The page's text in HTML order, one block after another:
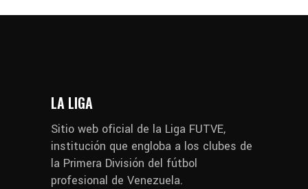
LA LIGA
Sitio web oficial de la Liga FUTVE,
institución que engloba a los clubes de
la Primera División del fútbol
profesional de Venezuela.